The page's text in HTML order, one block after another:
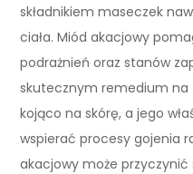
składnikiem maseczek
ciała. Miód akacjowy
podrażnień oraz stanów
skutecznym remedium na
kojąco na skórę, a jego
wspierać procesy gojenia
akacjowy może